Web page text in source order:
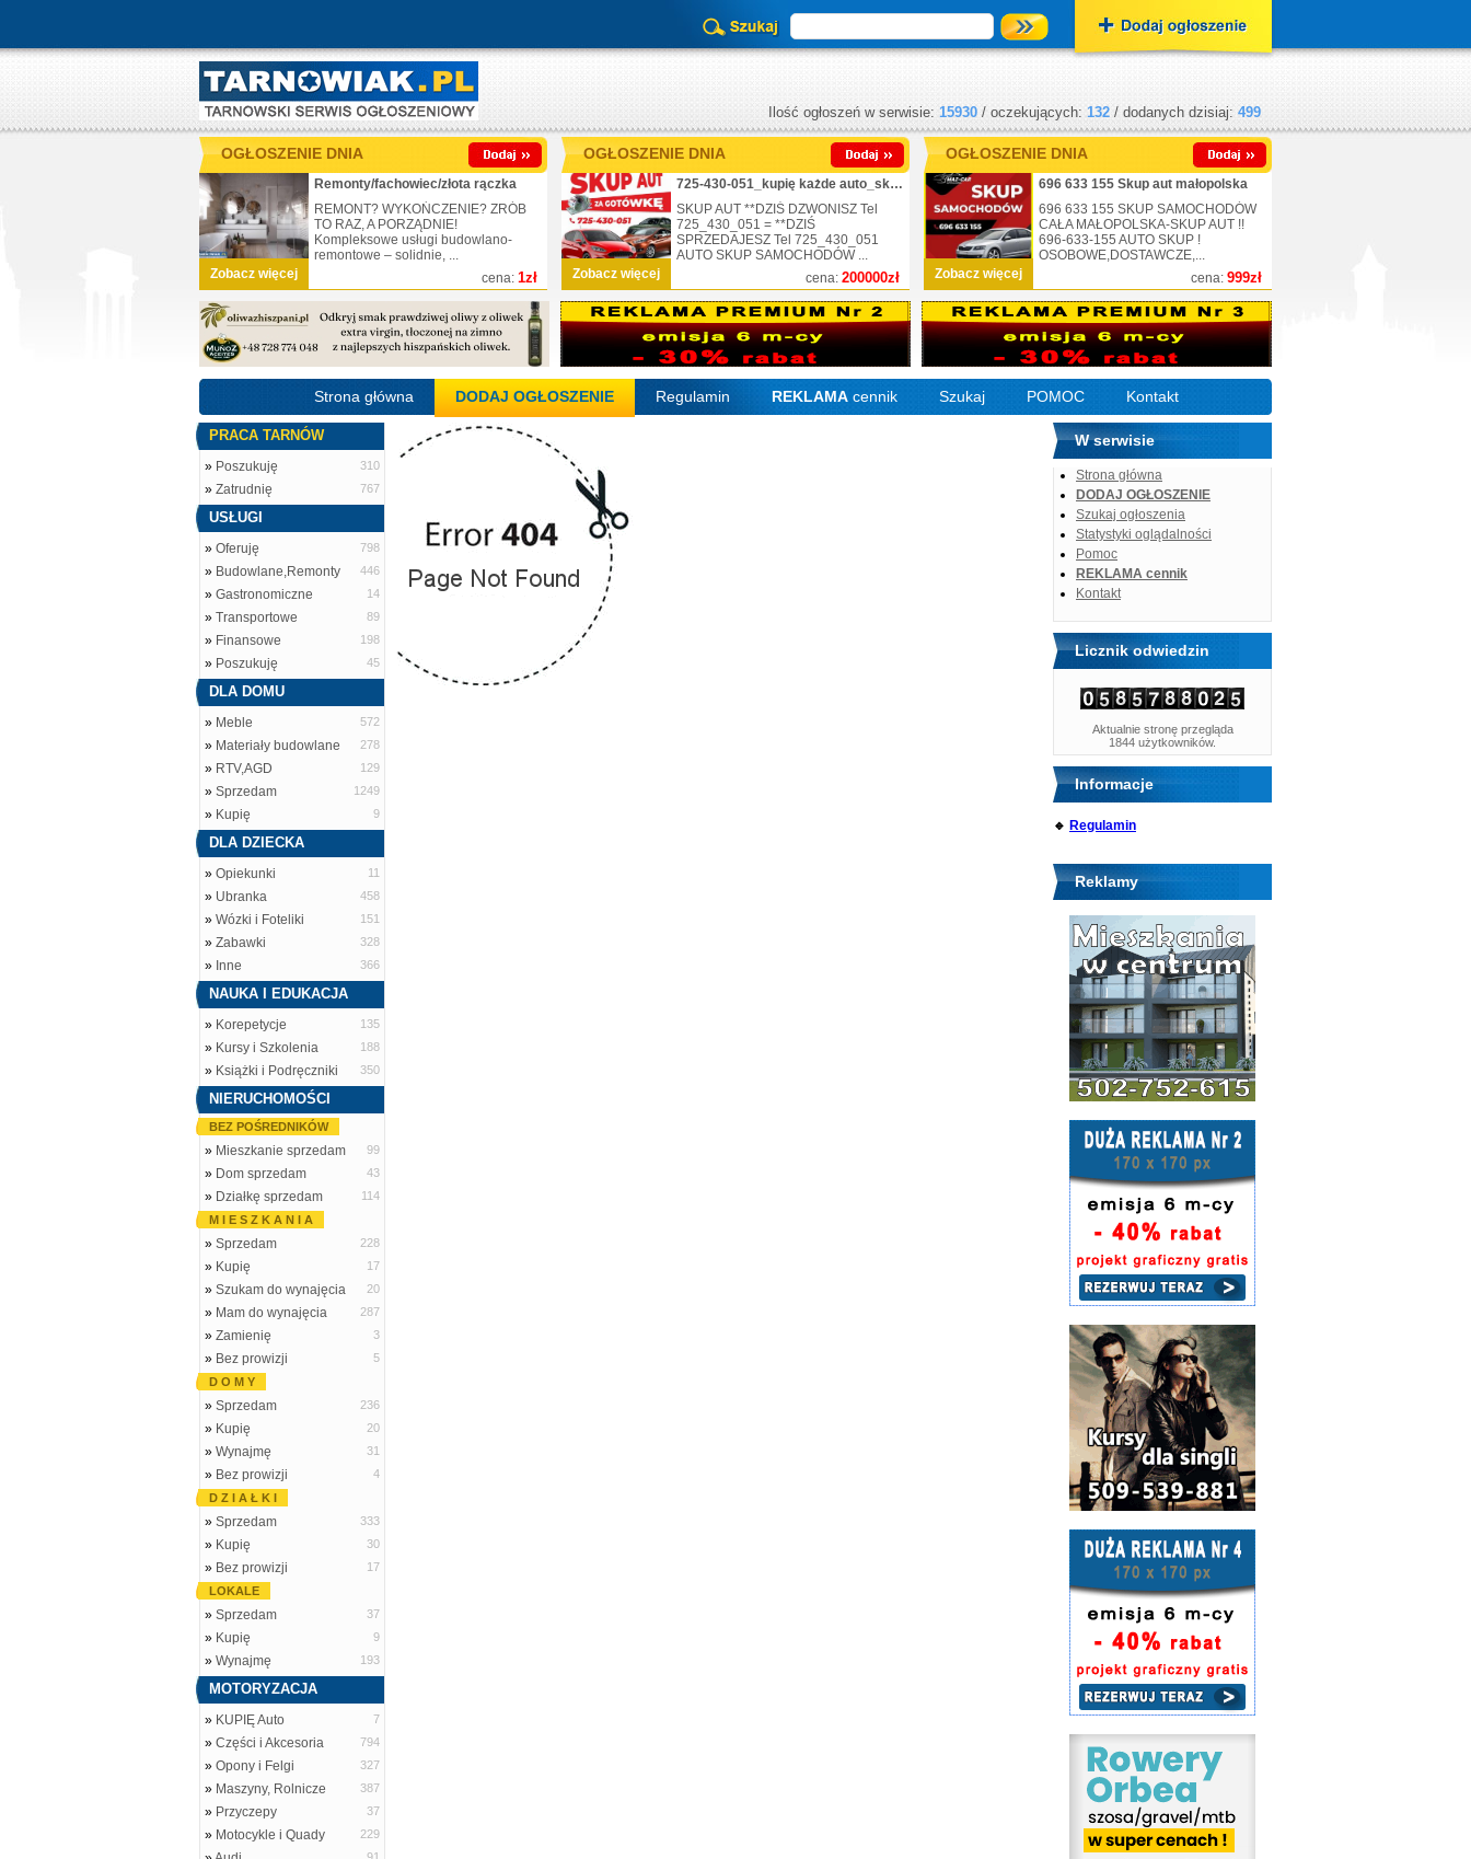
Ilość ogłoszeń w serwisie: 15930 / oczekujących: 132 / dodanych dzisiaj: 499
OGŁOSZENIE DNIA
Zobacz więcej cena: 1zł
Remonty/fachowiec/złota rączka
REMONT? WYKOŃCZENIE? ZRÓB
TO RAZ, A PORZĄDNIE!
Kompleksowe usługi budowlano-
remontowe – solidnie, ...
OGŁOSZENIE DNIA
Zobacz więcej cena: 200000zł
725-430-051_kupię każde auto_skup_nr.1
SKUP AUT **DZIŚ DZWONISZ Tel
725_430_051 = **DZIŚ
SPRZEDAJESZ Tel 725_430_051
AUTO SKUP SAMOCHODÓW ...
OGŁOSZENIE DNIA
Zobacz więcej cena: 999zł
696 633 155 Skup aut małopolska
696 633 155 SKUP SAMOCHODÓW
CAŁA MAŁOPOLSKA-SKUP AUT !!
696-633-155 AUTO SKUP !
OSOBOWE,DOSTAWCZE,...
Strona główna DODAJ OGŁOSZENIE Regulamin REKLAMA cennik Szukaj POMOC Kontakt
PRACA TARNÓW
» Poszukuję 310
» Zatrudnię 767
USŁUGI
» Oferuję 798
» Budowlane,Remonty 446
» Gastronomiczne 14
» Transportowe 89
» Finansowe 198
» Poszukuję 45
DLA DOMU
» Meble 572
» Materiały budowlane 278
» RTV,AGD 129
» Sprzedam 1249
» Kupię 9
DLA DZIECKA
» Opiekunki 11
» Ubranka 458
» Wózki i Foteliki 151
» Zabawki 328
» Inne 366
NAUKA I EDUKACJA
» Korepetycje 135
» Kursy i Szkolenia 188
» Książki i Podręczniki 350
NIERUCHOMOŚCI
BEZ POŚREDNIKÓW
» Mieszkanie sprzedam 99
» Dom sprzedam 43
» Działkę sprzedam
114
M I E S Z K A N I A
» Sprzedam 228
» Kupię 17
» Szukam do wynajęcia 20
» Mam do wynajęcia 287
» Zamienię 3
» Bez prowizji
5
D O M Y
» Sprzedam 236
» Kupię 20
» Wynajmę 31
» Bez prowizji
4
D Z I A Ł K I
» Sprzedam 333
» Kupię 30
» Bez prowizji
17
LOKALE
» Sprzedam 37
» Kupię 9
» Wynajmę 193
MOTORYZACJA
» KUPIĘ Auto 7
» Części i Akcesoria 794
» Opony i Felgi 327
» Maszyny, Rolnicze 387
» Przyczepy 37
» Motocykle i Quady 229
W serwisie
Strona główna
DODAJ OGŁOSZENIE
Szukaj ogłoszenia
Statystyki oglądalności
Pomoc
REKLAMA cennik
Kontakt
Licznik odwiedzin
Aktualnie stronę przegląda
1844 użytkowników.
Informacje
🔹 Regulamin
Reklamy